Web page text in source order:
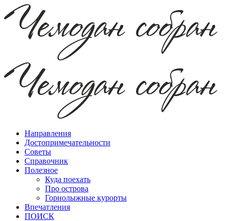
Направления
Достопримечательности
Советы
Справочник
Полезное
Куда поехать
Про острова
Горнолыжные курорты
Впечатления
ПОИСК